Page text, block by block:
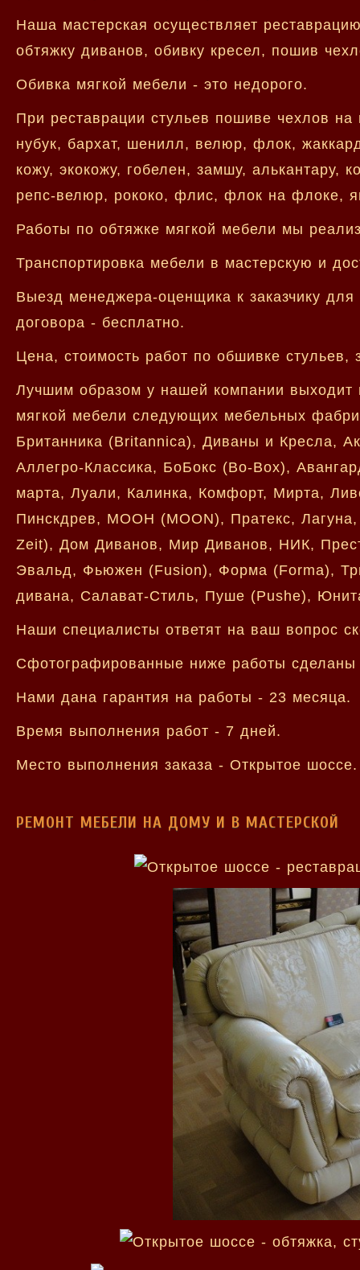
Наша мастерская осуществляет
обтяжку диванов, обивку кресел, пошив
Обивка мягкой мебели - это недорого.
При реставрации стульев пошиве чехлов
нубук, бархат, шенилл, велюр, флок,
кожу, экокожу, гобелен, замшу, алькантару,
репс-велюр, рококо, флис, флок на флоке,
Работы по обтяжке мягкой мебели мы
Транспортировка мебели в мастерскую и
Выезд менеджера-оценщика к заказчику
договора - бесплатно.
Цена, стоимость работ по обшивке
Лучшим образом у нашей компании выходит
мягкой мебели следующих мебельных
Британника (Britannica), Диваны и Кресла,
Аллегро-Классика, БоБокс (Bo-Box),
марта, Луали, Калинка, Комфорт, Мирта,
Пинскдрев, МООН (MOON), Пратекс,
Zeit), Дом Диванов, Мир Диванов, НИК,
Эвальд, Фьюжен (Fusion), Форма (Forma),
дивана, Салават-Стиль, Пуше (Pushe),
Наши специалисты ответят на ваш вопрос
Сфотографированные ниже работы
Нами дана гарантия на работы - 23 месяца.
Время выполнения работ - 7 дней.
Место выполнения заказа - Открытое шоссе.
РЕМОНТ МЕБЕЛИ НА ДОМУ И В МАСТЕРСКОЙ